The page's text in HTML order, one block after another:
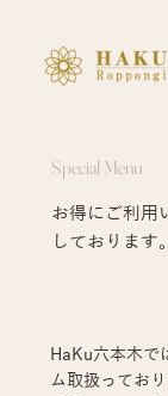
お得にご利用
しております。
Special Menu
HaKu六本木で
ム取扱っており